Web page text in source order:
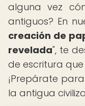
alguna vez
antiguos? En
creación de
revelada", te
de escritura
¡Prepárate
la antigua